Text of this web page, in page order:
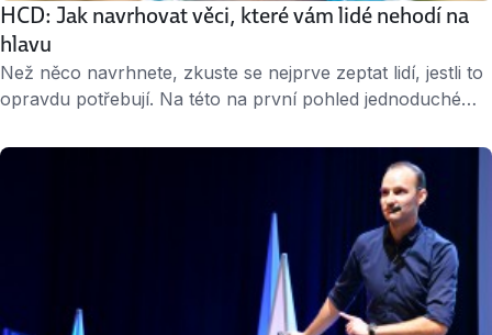
HCD: Jak navrhovat věci, které vám lidé nehodí na
hlavu
Než něco navrhnete, zkuste se nejprve zeptat lidí, jestli to
opravdu potřebují. Na této na první pohled jednoduché
design zaměřený na člověka. Kolikrát se ale stane, že
programátor nebo architekt vymyslí něco, co pak lidé
v zoufalství házejí do kouta? Jiří Sekera a Petr Kosnar se